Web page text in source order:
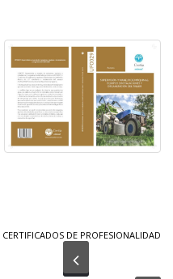
CERTIFICADOS DE PROFESIONALIDAD
Anterior